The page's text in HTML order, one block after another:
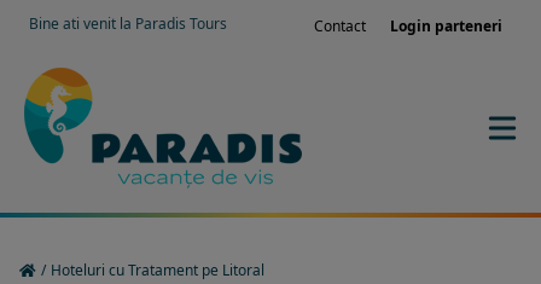
Bine ati venit la Paradis Tours Contact Login parteneri
/ Hoteluri cu Tratament pe Litoral